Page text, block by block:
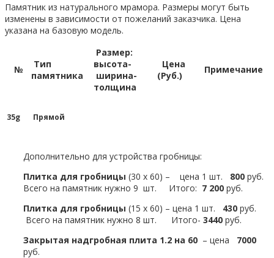
Памятник из натурального мрамора. Размеры могут быть
изменены в зависимости от пожеланий заказчика. Цена
указана на базовую модель.
№
Тип
памятника
Размер:
высота-
ширина-
толщина
Цена
(Руб.)
Примечание
35g Прямой
Дополнительно для устройства гробницы:
Плитка для гробницы (30 х 60) – цена 1 шт. 800 руб.
Всего на памятник нужно 9 шт. Итого: 7 200 руб.
Плитка для гробницы (15 х 60) – цена 1 шт. 430 руб.
Всего на памятник нужно 8 шт. Итого- 3440 руб.
Закрытая надгробная плита 1.2 на 60 – цена 7000
руб.